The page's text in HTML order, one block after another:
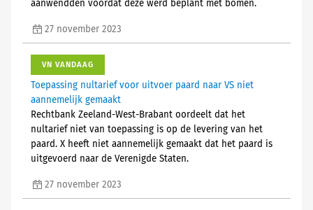
aanwendden voordat deze werd beplant met bomen.
27 november 2023
VN VANDAAG
Toepassing nultarief voor uitvoer paard naar VS niet
aannemelijk gemaakt
Rechtbank Zeeland-West-Brabant oordeelt dat het
nultarief niet van toepassing is op de levering van het
paard. X heeft niet aannemelijk gemaakt dat het paard is
uitgevoerd naar de Verenigde Staten.
27 november 2023